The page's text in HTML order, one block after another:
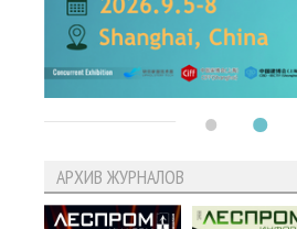
АРХИВ ЖУРНАЛОВ